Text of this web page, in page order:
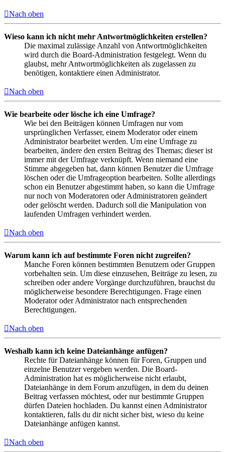
Nach oben
Wieso kann ich nicht mehr Antwortmöglichkeiten erstellen?
Die maximal zulässige Anzahl von Antwortmöglichkeiten
wird durch die Board-Administration festgelegt. Wenn du
glaubst, mehr Antwortmöglichkeiten als zugelassen zu
benötigen, kontaktiere einen Administrator.
Nach oben
Wie bearbeite oder lösche ich eine Umfrage?
Wie bei den Beiträgen können Umfragen nur vom
ursprünglichen Verfasser, einem Moderator oder einem
Administrator bearbeitet werden. Um eine Umfrage zu
bearbeiten, ändere den ersten Beitrag des Themas; dieser ist
immer mit der Umfrage verknüpft. Wenn niemand eine
Stimme abgegeben hat, dann können Benutzer die Umfrage
löschen oder die Umfrageoption bearbeiten. Sollte allerdings
schon ein Benutzer abgestimmt haben, so kann die Umfrage
nur noch von Moderatoren oder Administratoren geändert
oder gelöscht werden. Dadurch soll die Manipulation von
laufenden Umfragen verhindert werden.
Nach oben
Warum kann ich auf bestimmte Foren nicht zugreifen?
Manche Foren können bestimmten Benutzern oder Gruppen
vorbehalten sein. Um diese einzusehen, Beiträge zu lesen, zu
schreiben oder andere Vorgänge durchzuführen, brauchst du
möglicherweise besondere Berechtigungen. Frage einen
Moderator oder Administrator nach entsprechenden
Berechtigungen.
Nach oben
Weshalb kann ich keine Dateianhänge anfügen?
Rechte für Dateianhänge können für Foren, Gruppen und
einzelne Benutzer vergeben werden. Die Board-
Administration hat es möglicherweise nicht erlaubt,
Dateianhänge in dem Forum anzufügen, in dem du deinen
Beitrag verfassen möchtest, oder nur bestimmte Gruppen
dürfen Dateien hochladen. Du kannst einen Administrator
kontaktieren, falls du dir nicht sicher bist, wieso du keine
Dateianhänge anfügen kannst.
Nach oben